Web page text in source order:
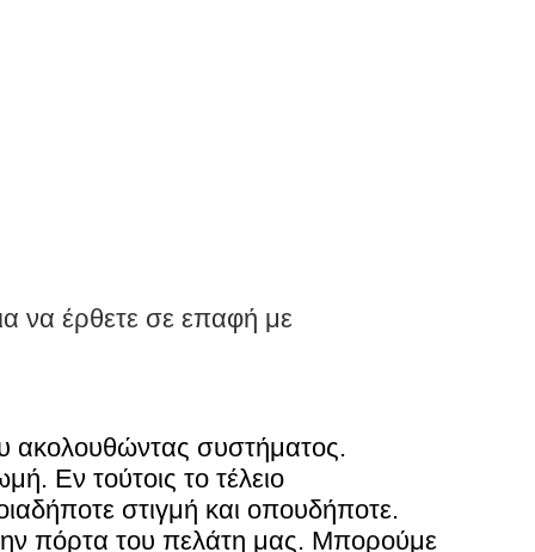
να έρθετε σε επαφή με
ακολουθώντας συστήματος.
Εν τούτοις το τέλειο
στιγμή και οπουδήποτε.
πόρτα του πελάτη μας. Μπορούμε